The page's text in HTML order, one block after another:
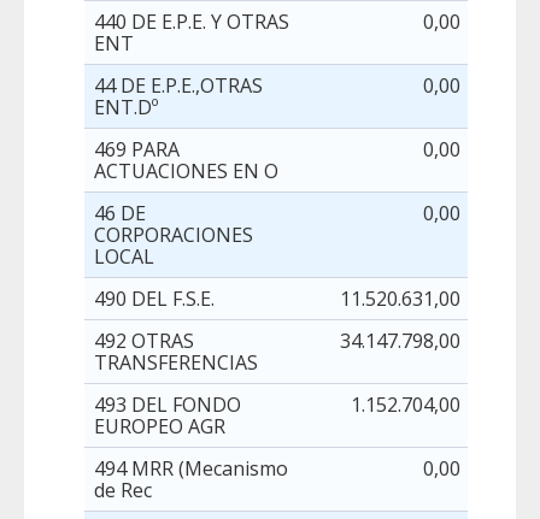
440 DE E.P.E. Y OTRAS
ENT
0,00
44 DE E.P.E.,OTRAS
ENT.Dº
0,00
469 PARA
ACTUACIONES EN O
0,00
46 DE
CORPORACIONES
LOCAL
0,00
490 DEL F.S.E.
11.520.631,00
492 OTRAS
TRANSFERENCIAS
34.147.798,00
493 DEL FONDO
EUROPEO AGR
1.152.704,00
494 MRR (Mecanismo
de Rec
0,00